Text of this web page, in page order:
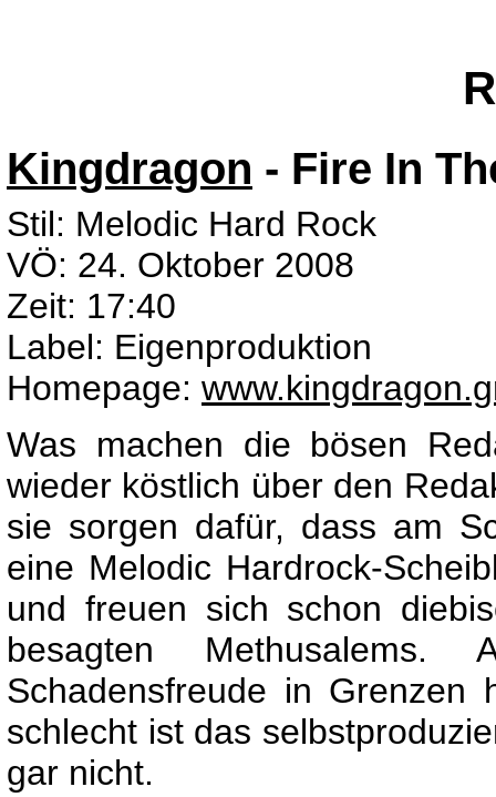
Kingdragon - Fire In
Stil: Melodic Hard Rock
VÖ: 24. Oktober 2008
Zeit: 17:40
Label: Eigenproduktion
Homepage:
Was machen die bösen
wieder köstlich über den
sie sorgen dafür, dass am
eine Melodic Hardrock-
und freuen sich schon
besagten
Schadensfreude in Grenzen
schlecht ist das
gar nicht.